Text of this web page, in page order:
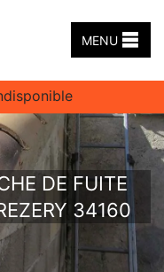
MENU
DE FUITE
34160